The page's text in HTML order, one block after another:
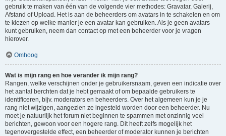
gebruik te maken van één van de volgende vier methodes: Gravatar, Galerij,
Afstand of Upload. Het is aan de beheerders om avatars in te schakelen en om
te kiezen op welke manier je een avatar kan gebruiken. Als je geen avatars
kunt gebruiken, neem dan contact op met een beheerder voor je vragen
hierover.
Omhoog
Wat is mijn rang en hoe verander ik mijn rang?
Rangen, welke verschijnen onder je gebruikersnaam, geven een indicatie over
het aantal berchten dat je hebt gemaakt of om bepaalde gebruikers te
identificeren, bijv. moderators en beheerders. Over het algemeen kun je je
rang niet wijzigen, aangezien ze ingesteld worden door een beheerder. Nu
moet je natuurlijk het forum niet beginnen te spammen met onzinnig veel
berichten, gewoon voor een hogere rang. Dit heeft zelfs mogelijk het
tegenovergestelde effect, een beheerder of moderator kunnen je berichten